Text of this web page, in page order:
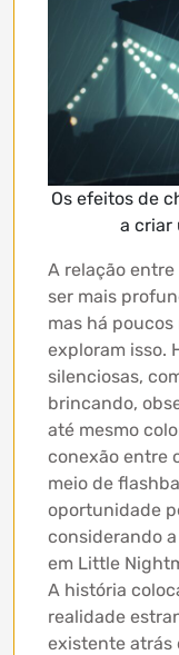
Os efeitos de
a criar
A relação
ser mais
mas há
exploram isso.
silenciosas,
brincando,
até mesmo
conexão entre
meio de
oportunidade
considerando
em Little
A história
realidade
existente atrás